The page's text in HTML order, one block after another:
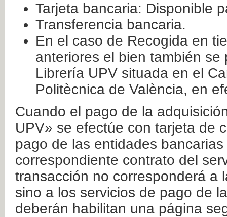
Tarjeta bancaria: Disponible
Transferencia bancaria.
En el caso de Recogida en
anteriores el bien también
Librería UPV situada en el
Politècnica de València, en
Cuando el pago de la
UPV» se efectúe con tarjeta de
pago de las entidades
correspondiente contrato del
transacción no corresponderá a
sino a los servicios de pago de
deberán habilitan una página